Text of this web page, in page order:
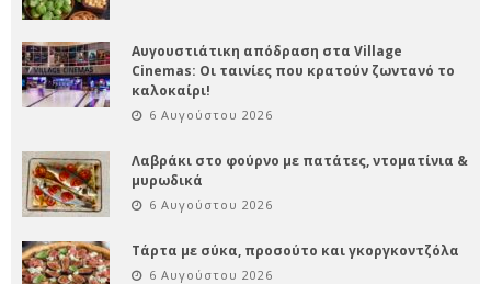
Αυγουστιάτικη απόδραση στα Village
Cinemas: Οι ταινίες που κρατούν ζωντανό το
καλοκαίρι!
6 Αυγούστου 2026
Λαβράκι στο φούρνο με πατάτες, ντοματίνια &
μυρωδικά
6 Αυγούστου 2026
Τάρτα με σύκα, προσούτο και γκοργκοντζόλα
6 Αυγούστου 2026